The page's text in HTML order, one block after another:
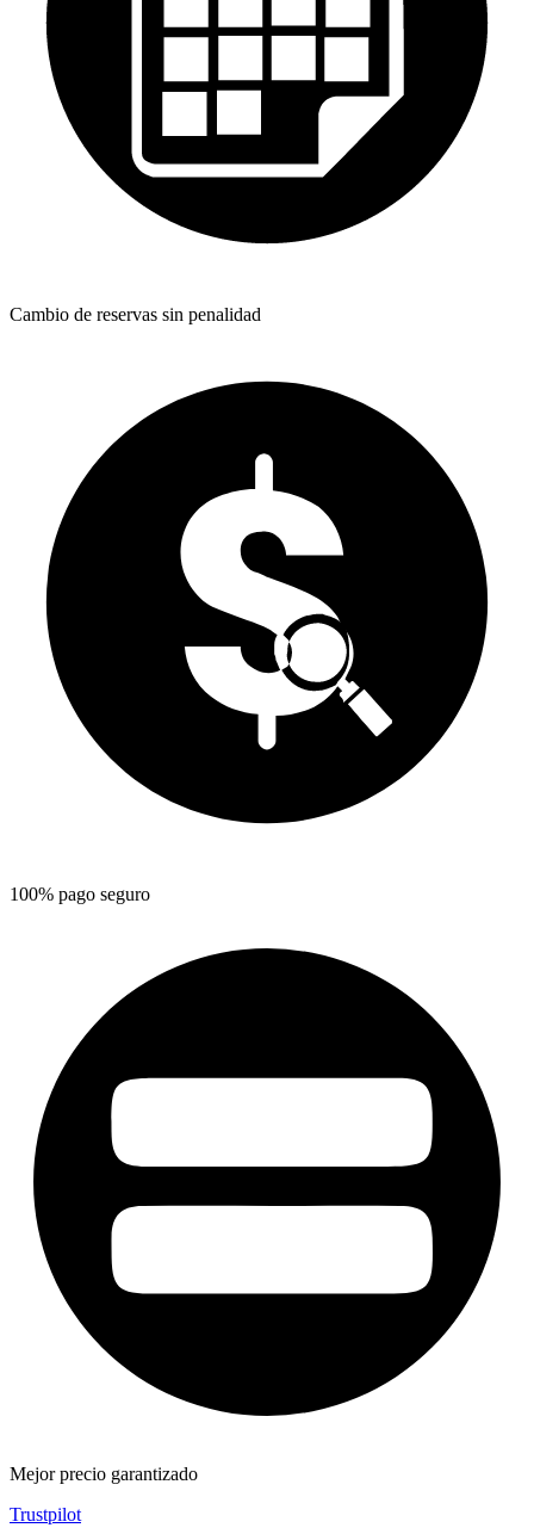
Cambio de reservas sin penalidad
100% pago seguro
Mejor precio garantizado
Trustpilot